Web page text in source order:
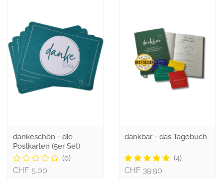
dankeschön - die
Postkarten (5er Set)
(0)
CHF 5.00
dankbar - das Tagebuch
(4)
CHF 39.90